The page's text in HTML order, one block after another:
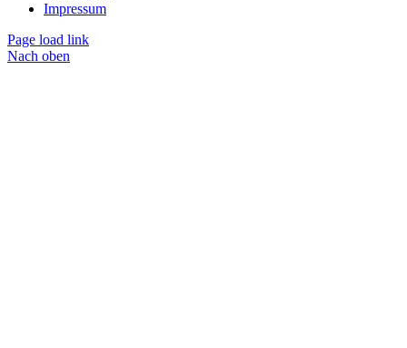
Impressum
Page load link
Nach oben